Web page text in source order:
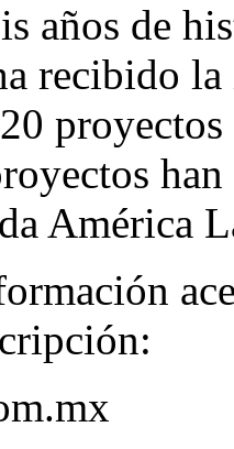
años de
recibido
América